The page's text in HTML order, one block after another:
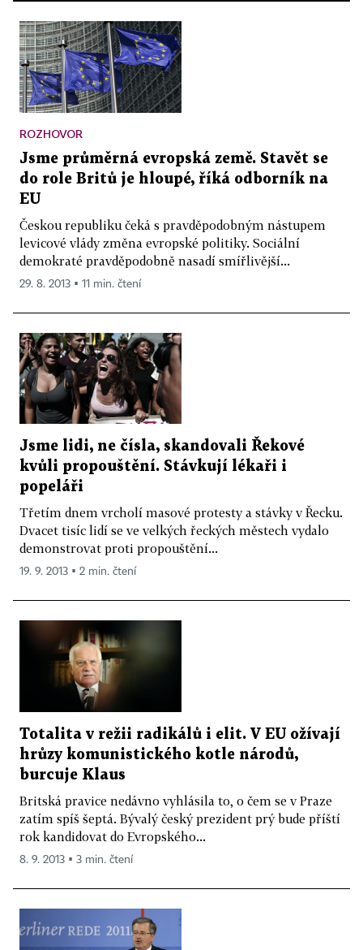
ROZHOVOR
Jsme průměrná evropská země. Stavět se
do role Britů je hloupé, říká odborník na
EU
Českou republiku čeká s pravděpodobným nástupem
levicové vlády změna evropské politiky. Sociální
demokraté pravděpodobně nasadí smířlivější...
29. 8. 2013 ▪ 11 min. čtení
Jsme lidi, ne čísla, skandovali Řekové
kvůli propouštění. Stávkují lékaři i
popeláři
Třetím dnem vrcholí masové protesty a stávky v Řecku.
Dvacet tisíc lidí se ve velkých řeckých městech vydalo
demonstrovat proti propouštění...
19. 9. 2013 ▪ 2 min. čtení
Totalita v režii radikálů i elit. V EU ožívají
hrůzy komunistického kotle národů,
burcuje Klaus
Britská pravice nedávno vyhlásila to, o čem se v Praze
zatím spíš šeptá. Bývalý český prezident prý bude příští
rok kandidovat do Evropského...
8. 9. 2013 ▪ 3 min. čtení